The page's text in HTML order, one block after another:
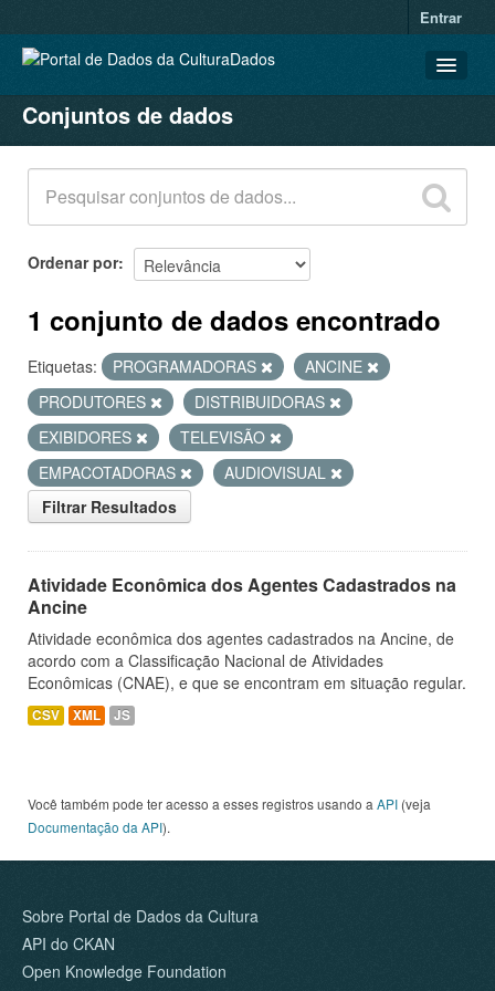
Entrar
CONJUNTOS DE DADOS
ORGANIZAÇÕES
GRUPOS
SOBRE
Conjuntos de dados
Ordenar por
1 conjunto de dados encontrado
Etiquetas: PROGRAMADORAS
ANCINE
PRODUTORES
DISTRIBUIDORAS
EXIBIDORES
TELEVISÃO
EMPACOTADORAS
AUDIOVISUAL
Filtrar Resultados
Atividade Econômica dos Agentes Cadastrados na
Ancine
Atividade econômica dos agentes cadastrados na Ancine, de
acordo com a Classificação Nacional de Atividades
Econômicas (CNAE), e que se encontram em situação regular.
CSV XML JS
Você também pode ter acesso a esses registros usando a API (veja
Documentação da API).
Sobre Portal de Dados da Cultura
API do CKAN
Open Knowledge Foundation